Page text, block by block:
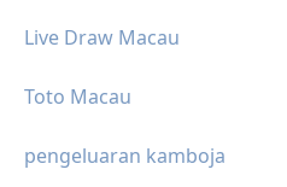
Live Draw Macau
Toto Macau
pengeluaran kamboja